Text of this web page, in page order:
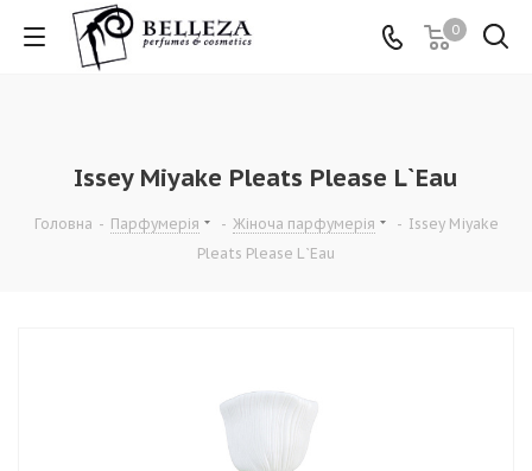
0
Issey Miyake Pleats Please L`Eau
Головна - Парфумерія - Жіноча парфумерія - Issey Miyake
Pleats Please L`Eau